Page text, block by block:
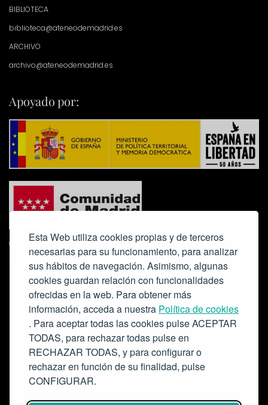
Esta Web utiliza cookies propias y de terceros
necesarias para su funcionamiento, para analizar
sus hábitos de navegación. Asimismo, algunas
cookies guardan relación con funcionalidades
ofrecidas en la web. Para obtener más
información, acceda a nuestra Política de cookies
. Para aceptar todas las cookies pulse ACEPTAR
TODAS, para rechazar todas pulse en
RECHAZAR TODAS, y para configurar o
rechazar en función de su finalidad, pulse
CONFIGURAR.
BIBLIOTECA
biblioteca@ateneodemadrid.es
ARCHIVO
archivo@ateneodemadrid.es
Apoyado por:
Colabora: